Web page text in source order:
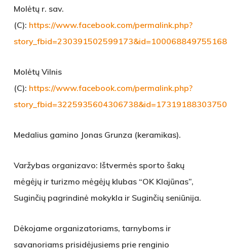
Molėtų r. sav.
(C): https://www.facebook.com/permalink.php?
story_fbid=230391502599173&id=100068849755168
Molėtų Vilnis
(C): https://www.facebook.com/permalink.php?
Medalius gamino Jonas Grunza (keramikas).
Varžybas organizavo: Ištvermės sporto šakų
mėgėjų ir turizmo mėgėjų klubas “OK Klajūnas”,
Suginčių pagrindinė mokykla ir Suginčių seniūnija.
Dėkojame organizatoriams, tarnyboms ir
savanoriams prisidėjusiems prie renginio